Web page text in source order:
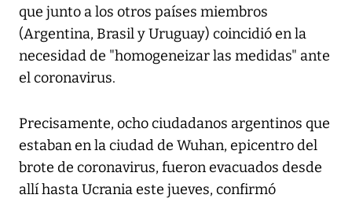
que junto a los otros países miembros
(Argentina, Brasil y Uruguay) coincidió en la
necesidad de "homogeneizar las medidas" ante
el coronavirus.
Precisamente, ocho ciudadanos argentinos que
estaban en la ciudad de Wuhan, epicentro del
brote de coronavirus, fueron evacuados desde
allí hasta Ucrania este jueves, confirmó